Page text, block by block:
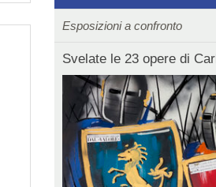
Esposizioni a confronto
Svelate le 23 opere di